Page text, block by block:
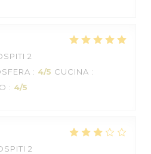
2
: 4/5 CUCINA :
: 4/5
2